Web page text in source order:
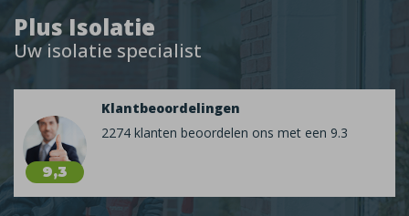
Plus Isolatie
Uw isolatie specialist
9,3
Klantbeoordelingen
2274 klanten beoordelen ons met een 9.3